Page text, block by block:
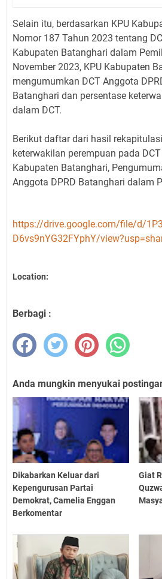
Selain itu, berdasarkan KPU
Nomor 187 Tahun 2023 tentang
Kabupaten Batanghari dalam
November 2023, KPU Kabupaten
mengumumkan DCT Anggota
Batanghari dan persentase
dalam DCT.
Berikut daftar dari hasil
keterwakilan perempuan pada
Kabupaten Batanghari,
Anggota DPRD Batanghari dalam
https://drive.google.com/file/d/
D6vs9nYG32FYphY/
Location:
Berbagi :
Anda mungkin menyukai
Dikabarkan Keluar dari
Kepengurusan Partai
Demokrat, Camelia Enggan
Berkomentar
Giat